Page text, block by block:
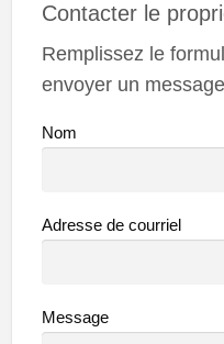
Contacter le
Remplissez le
envoyer un
Nom
Adresse de courriel
Message